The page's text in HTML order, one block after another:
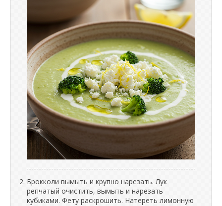
Брокколи вымыть и крупно нарезать. Лук
репчатый очистить, вымыть и нарезать
кубиками. Фету раскрошить. Натереть лимонную